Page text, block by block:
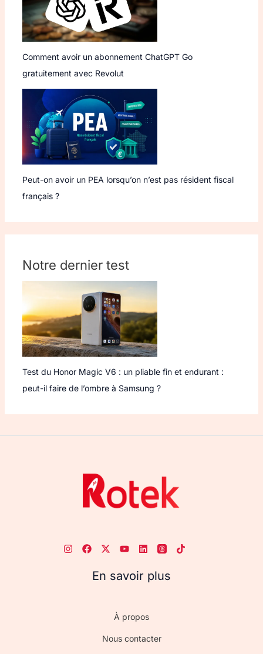
Comment avoir un abonnement ChatGPT Go
gratuitement avec Revolut
Peut-on avoir un PEA lorsqu’on n’est pas résident fiscal
français ?
Notre dernier test
Test du Honor Magic V6 : un pliable fin et endurant :
peut-il faire de l’ombre à Samsung ?
En savoir plus
À propos
Nous contacter